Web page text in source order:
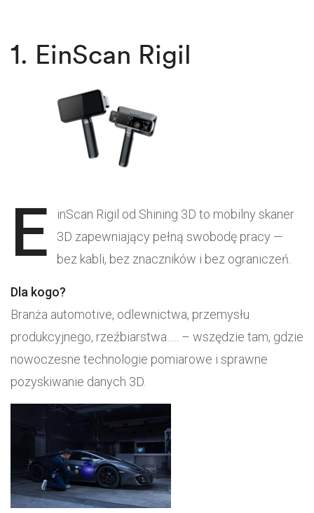
1. EinScan Rigil
E
inScan Rigil od Shining 3D to mobilny skaner
3D zapewniający pełną swobodę pracy —
bez kabli, bez znaczników i bez ograniczeń.
Dla kogo?
Branża automotive, odlewnictwa, przemysłu
produkcyjnego, rzeźbiarstwa….. – wszędzie tam, gdzie
nowoczesne technologie pomiarowe i sprawne
pozyskiwanie danych 3D.